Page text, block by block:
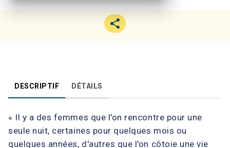
DESCRIPTIF DÉTAILS
« Il y a des femmes que l'on rencontre pour une
seule nuit, certaines pour quelques mois ou
quelques années, d'autres que l'on côtoie une vie